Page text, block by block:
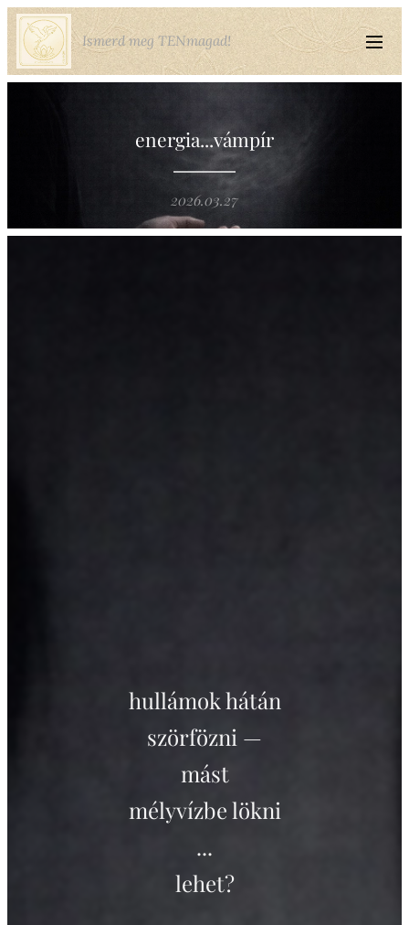
Ismerd meg TENmagad!
energia...vámpír
2026.03.27
hullámok hátán
szörfözni —
mást
mélyvízbe lökni
...
lehet?